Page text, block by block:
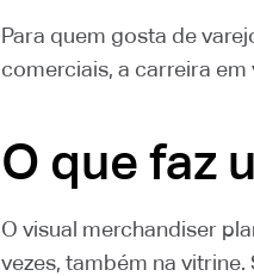
Para quem gosta de
comerciais, a carreira
O que faz
O visual merchandiser
vezes, também na